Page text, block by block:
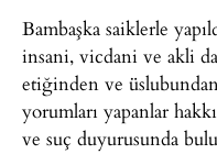
Bambaşka saiklerle
insani, vicdani ve akli
etiğinden ve
yorumları yapanlar
ve suç duyurusunda